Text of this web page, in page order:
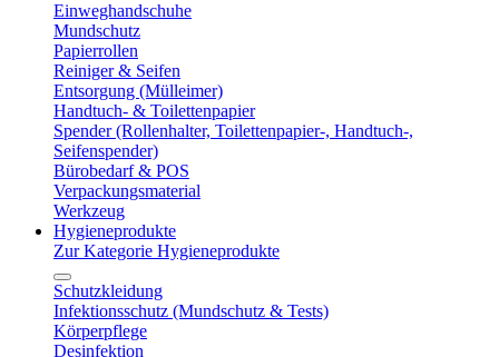
Einweghandschuhe
Mundschutz
Papierrollen
Reiniger & Seifen
Entsorgung (Mülleimer)
Handtuch- & Toilettenpapier
Spender (Rollenhalter, Toilettenpapier-, Handtuch-,
Seifenspender)
Bürobedarf & POS
Verpackungsmaterial
Werkzeug
Hygieneprodukte
Zur Kategorie Hygieneprodukte
Schutzkleidung
Infektionsschutz (Mundschutz & Tests)
Körperpflege
Desinfektion